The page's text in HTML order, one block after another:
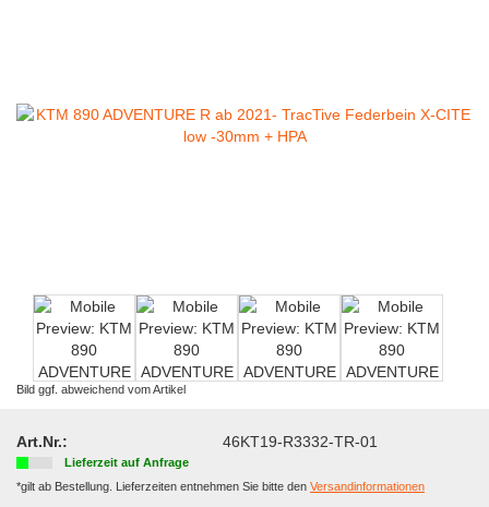
Bild ggf. abweichend vom Artikel
Art.Nr.: 46KT19-R3332-TR-01
Lieferzeit auf Anfrage
*gilt ab Bestellung. Lieferzeiten entnehmen Sie bitte den Versandinformationen